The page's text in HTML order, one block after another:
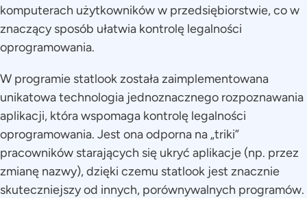
komputerach użytkowników w przedsiębiorstwie, co w
znaczący sposób ułatwia kontrolę legalności
oprogramowania.
W programie statlook została zaimplementowana
unikatowa technologia jednoznacznego rozpoznawania
aplikacji, która wspomaga kontrolę legalności
oprogramowania. Jest ona odporna na „triki”
pracowników starających się ukryć aplikacje (np. przez
zmianę nazwy), dzięki czemu statlook jest znacznie
skuteczniejszy od innych, porównywalnych programów.